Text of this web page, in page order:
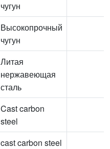
чугун
Высокопрочный
чугун
Литая
нержавеющая
сталь
Cast carbon
steel
cast carbon steel